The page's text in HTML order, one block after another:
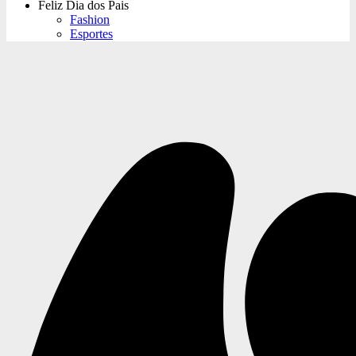
Feliz Dia dos Pais
Fashion
Esportes